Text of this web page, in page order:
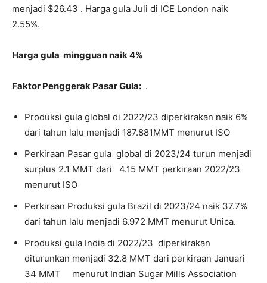
menjadi $26.43 . Harga gula Juli di ICE London naik
2.55%.
Harga gula mingguan naik 4%
Faktor Penggerak Pasar Gula: .
Produksi gula global di 2022/23 diperkirakan naik 6%
dari tahun lalu menjadi 187.881MMT menurut ISO
Perkiraan Pasar gula global di 2023/24 turun menjadi
surplus 2.1 MMT dari 4.15 MMT perkiraan 2022/23
menurut ISO
Perkiraan Produksi gula Brazil di 2023/24 naik 37.7%
dari tahun lalu menjadi 6.972 MMT menurut Unica.
Produksi gula India di 2022/23 diperkirakan
diturunkan menjadi 32.8 MMT dari perkiraan Januari
34 MMT menurut Indian Sugar Mills Association